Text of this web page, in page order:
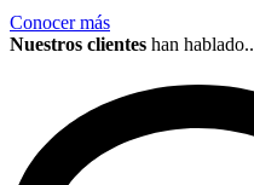
Conocer más
Nuestros clientes han